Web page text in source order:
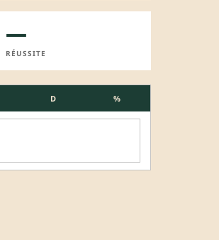
—
RÉUSSITE
D %